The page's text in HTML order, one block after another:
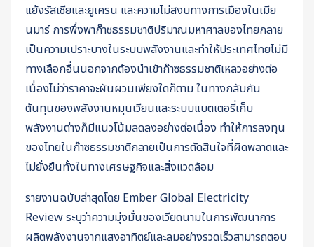
แย้งรัสเซียและยูเครน และความไม่สงบทางการเมืองในเมีย
นมาร์ การพึ่งพาก๊าซธรรมชาติปริมาณมหาศาลของไทยกลาย
เป็นความเปราะบางในระบบพลังงานและทำให้ประเทศไทยไม่มี
ทางเลือกอื่นนอกจากต้องนำเข้าก๊าซธรรมชาติเหลวอย่างต่อ
เนื่องไม่ว่าราคาจะผันผวนเพียงใดก็ตาม ในทางกลับกัน
ต้นทุนของพลังงานหมุนเวียนและระบบแบตเตอรี่เก็บ
พลังงานต่างก็มีแนวโน้มลดลงอย่างต่อเนื่อง ทำให้การลงทุน
ของไทยในก๊าซธรรมชาติกลายเป็นการตัดสินใจที่ผิดพลาดและ
ไม่ยั่งยืนทั้งในทางเศรษฐกิจและสิ่งแวดล้อม
รายงานฉบับล่าสุดโดย Ember Global Electricity
Review ระบุว่าความมุ่งมั่นของเวียดนามในการพัฒนาการ
ผลิตพลังงานจากแสงอาทิตย์และลมอย่างรวดเร็วสามารถตอบ